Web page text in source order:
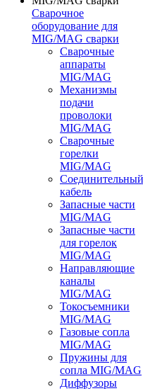
Сварочное
оборудование для
MIG/MAG сварки
Сварочные
аппараты
MIG/MAG
Механизмы
подачи
проволоки
MIG/MAG
Сварочные
горелки
MIG/MAG
Соединительный
кабель
Запасные части
MIG/MAG
Запасные части
для горелок
MIG/MAG
Направляющие
каналы
MIG/MAG
Токосъемники
MIG/MAG
Газовые сопла
MIG/MAG
Пружины для
сопла MIG/MAG
Диффузоры